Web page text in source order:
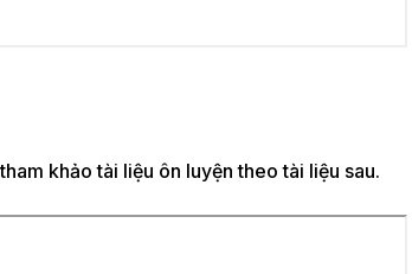
khảo tài liệu ôn luyện theo tài liệu sau.